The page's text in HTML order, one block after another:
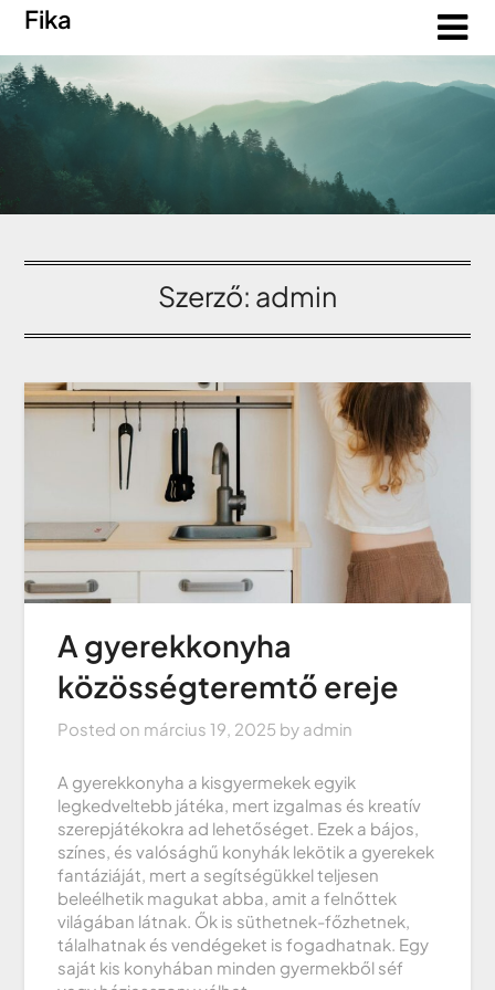
Fika
Szerző: admin
A gyerekkonyha
közösségteremtő ereje
Posted on március 19, 2025 by admin
A gyerekkonyha a kisgyermekek egyik
legkedveltebb játéka, mert izgalmas és kreatív
szerepjátékokra ad lehetőséget. Ezek a bájos,
színes, és valósághű konyhák lekötik a gyerekek
fantáziáját, mert a segítségükkel teljesen
beleélhetik magukat abba, amit a felnőttek
világában látnak. Ők is süthetnek-főzhetnek,
tálalhatnak és vendégeket is fogadhatnak. Egy
saját kis konyhában minden gyermekből séf